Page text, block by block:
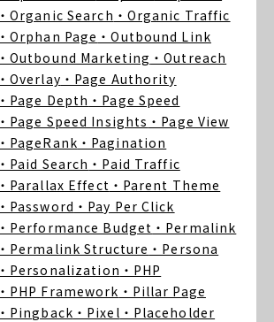
・Organic Search ・Organic Traffic
・Orphan Page ・Outbound Link
・Outbound Marketing ・Outreach
・Overlay ・Page Authority
・Page Depth ・Page Speed
・Page Speed Insights ・Page View
・PageRank ・Pagination
・Paid Search ・Paid Traffic
・Parallax Effect ・Parent Theme
・Password ・Pay Per Click
・Performance Budget ・Permalink
・Permalink Structure ・Persona
・Personalization ・PHP
・PHP Framework ・Pillar Page
・Pingback ・Pixel ・Placeholder